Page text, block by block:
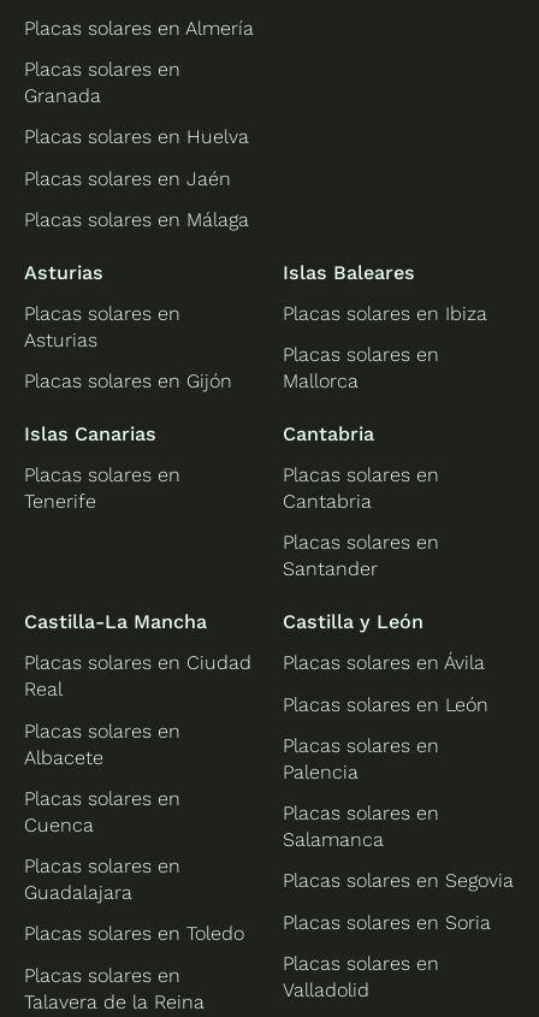
Placas solares en Almería
Placas solares en
Granada
Placas solares en Huelva
Placas solares en Jaén
Placas solares en Málaga
Asturias
Placas solares en
Asturias
Placas solares en Gijón
Islas Baleares
Placas solares en Ibiza
Placas solares en
Mallorca
Islas Canarias
Placas solares en
Tenerife
Cantabria
Placas solares en
Cantabria
Placas solares en
Santander
Castilla-La Mancha
Placas solares en Ciudad
Real
Placas solares en
Albacete
Placas solares en
Cuenca
Placas solares en
Guadalajara
Placas solares en Toledo
Placas solares en
Talavera de la Reina
Castilla y León
Placas solares en Ávila
Placas solares en León
Placas solares en
Palencia
Placas solares en
Salamanca
Placas solares en Segovia
Placas solares en Soria
Placas solares en
Valladolid